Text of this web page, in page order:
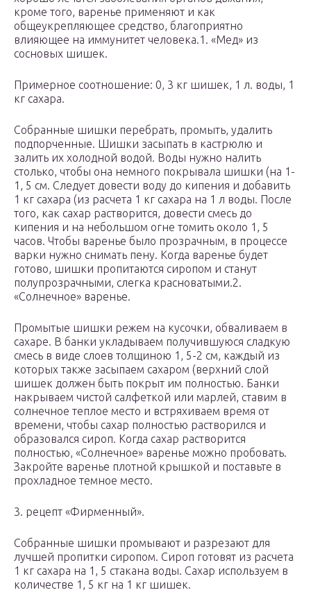
кроме того, варенье применяют и как
общеукрепляющее средство, благоприятно
влияющее на иммунитет человека.1. «Мед» из
сосновых шишек.
Примерное соотношение: 0, 3 кг шишек, 1 л. воды, 1
кг сахара.
Собранные шишки перебрать, промыть, удалить
подпорченные. Шишки засыпать в кастрюлю и
залить их холодной водой. Воды нужно налить
столько, чтобы она немного покрывала шишки (на 1-
1, 5 см. Следует довести воду до кипения и добавить
1 кг сахара (из расчета 1 кг сахара на 1 л воды. После
того, как сахар растворится, довести смесь до
кипения и на небольшом огне томить около 1, 5
часов. Чтобы варенье было прозрачным, в процессе
варки нужно снимать пену. Когда варенье будет
готово, шишки пропитаются сиропом и станут
полупрозрачными, слегка красноватыми.2.
«Солнечное» варенье.
Промытые шишки режем на кусочки, обваливаем в
сахаре. В банки укладываем получившуюся сладкую
смесь в виде слоев толщиною 1, 5-2 см, каждый из
которых также засыпаем сахаром (верхний слой
шишек должен быть покрыт им полностью. Банки
накрываем чистой салфеткой или марлей, ставим в
солнечное теплое место и встряхиваем время от
времени, чтобы сахар полностью растворился и
образовался сироп. Когда сахар растворится
полностью, «Солнечное» варенье можно пробовать.
Закройте варенье плотной крышкой и поставьте в
прохладное темное место.
3. рецепт «Фирменный».
Собранные шишки промывают и разрезают для
лучшей пропитки сиропом. Сироп готовят из расчета
1 кг сахара на 1, 5 стакана воды. Сахар используем в
количестве 1, 5 кг на 1 кг шишек.